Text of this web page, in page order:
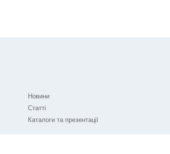
Новини
Статті
Каталоги та презентації